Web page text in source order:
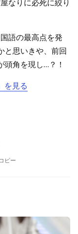
なりに必死に絞り
語の最高点を発
と思いきや、前回
頭角を現し…？！
を見る
ピー